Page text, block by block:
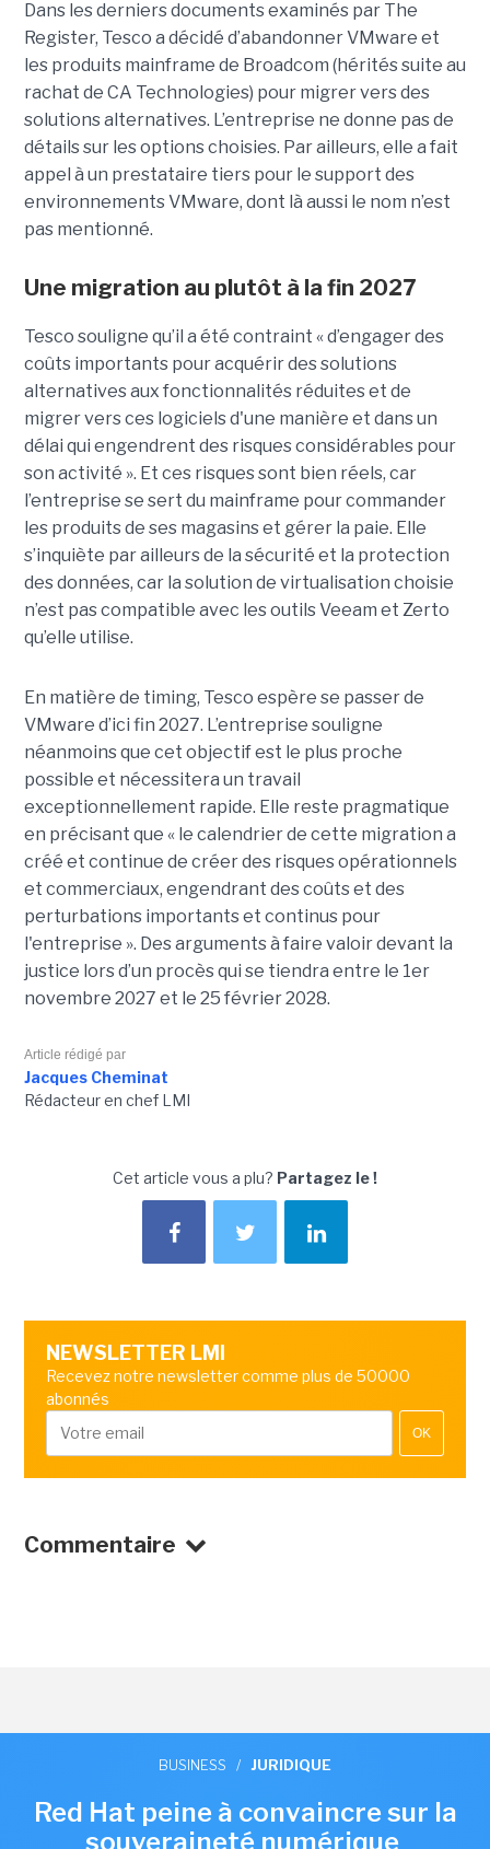
Dans les derniers documents examinés par The
Register, Tesco a décidé d’abandonner VMware et
les produits mainframe de Broadcom (hérités suite au
rachat de CA Technologies) pour migrer vers des
solutions alternatives. L’entreprise ne donne pas de
détails sur les options choisies. Par ailleurs, elle a fait
appel à un prestataire tiers pour le support des
environnements VMware, dont là aussi le nom n’est
pas mentionné.
Une migration au plutôt à la fin 2027
Tesco souligne qu’il a été contraint « d’engager des
coûts importants pour acquérir des solutions
alternatives aux fonctionnalités réduites et de
migrer vers ces logiciels d'une manière et dans un
délai qui engendrent des risques considérables pour
son activité ». Et ces risques sont bien réels, car
l’entreprise se sert du mainframe pour commander
les produits de ses magasins et gérer la paie. Elle
s’inquiète par ailleurs de la sécurité et la protection
des données, car la solution de virtualisation choisie
n’est pas compatible avec les outils Veeam et Zerto
qu’elle utilise.
En matière de timing, Tesco espère se passer de
VMware d’ici fin 2027. L’entreprise souligne
néanmoins que cet objectif est le plus proche
possible et nécessitera un travail
exceptionnellement rapide. Elle reste pragmatique
en précisant que « le calendrier de cette migration a
créé et continue de créer des risques opérationnels
et commerciaux, engendrant des coûts et des
perturbations importants et continus pour
l'entreprise ». Des arguments à faire valoir devant la
justice lors d’un procès qui se tiendra entre le 1er
novembre 2027 et le 25 février 2028.
Article rédigé par
Jacques Cheminat
Rédacteur en chef LMI
Cet article vous a plu? Partagez le !
NEWSLETTER LMI
Recevez notre newsletter comme plus de 50000
abonnés
OK
Commentaire
BUSINESS / JURIDIQUE
Red Hat peine à convaincre sur la
souveraineté numérique